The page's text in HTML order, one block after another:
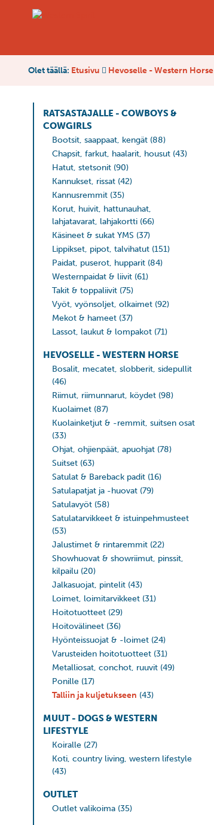
Olet täällä: Etusivu Hevoselle - Western Horse
RATSASTAJALLE - COWBOYS &
COWGIRLS
Bootsit, saappaat, kengät (88)
Chapsit, farkut, haalarit, housut (43)
Hatut, stetsonit (90)
Kannukset, rissat (42)
Kannusremmit (35)
Korut, huivit, hattunauhat,
lahjatavarat, lahjakortti (66)
Käsineet & sukat YMS (37)
Lippikset, pipot, talvihatut (151)
Paidat, puserot, hupparit (84)
Westernpaidat & liivit (61)
Takit & toppaliivit (75)
Vyöt, vyönsoljet, olkaimet (92)
Mekot & hameet (37)
Lassot, laukut & lompakot (71)
HEVOSELLE - WESTERN HORSE
Bosalit, mecatet, slobberit, sidepullit
(46)
Riimut, riimunnarut, köydet (98)
Kuolaimet (87)
Kuolainketjut & -remmit, suitsen osat
(33)
Ohjat, ohjienpäät, apuohjat (78)
Suitset (63)
Satulat & Bareback padit (16)
Satulapatjat ja -huovat (79)
Satulavyöt (58)
Satulatarvikkeet & istuinpehmusteet
(53)
Jalustimet & rintaremmit (22)
Showhuovat & showriimut, pinssit,
kilpailu (20)
Jalkasuojat, pintelit (43)
Loimet, loimitarvikkeet (31)
Hoitotuotteet (29)
Hoitovälineet (36)
Hyönteissuojat & -loimet (24)
Varusteiden hoitotuotteet (31)
Metalliosat, conchot, ruuvit (49)
Ponille (17)
Talliin ja kuljetukseen (43)
MUUT - DOGS & WESTERN
LIFESTYLE
Koiralle (27)
Koti, country living, western lifestyle
(43)
OUTLET
Outlet valikoima (35)